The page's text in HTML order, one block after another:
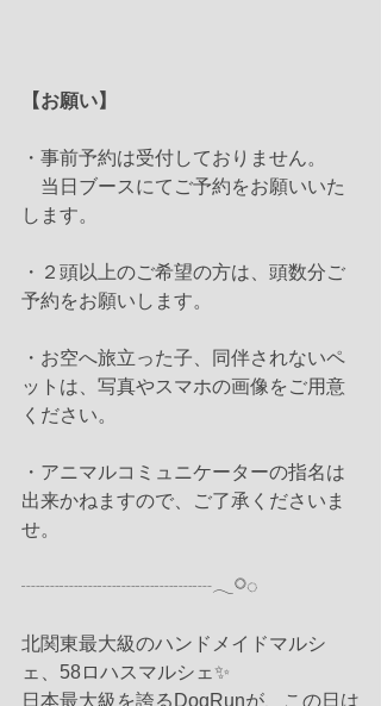
【お願い】
・事前予約は受付しておりません。
当日ブースにてご予約をお願いいた
します。
・２頭以上のご希望の方は、頭数分ご
予約をお願いします。
・お空へ旅立った子、同伴されないペ
ットは、写真やスマホの画像をご用意
ください。
・アニマルコミュニケーターの指名は
出来かねますので、ご了承くださいま
せ。
┈┈┈┈┈┈┈┈┈┈𓂃𓋪◌
北関東最大級のハンドメイドマルシ
ェ、58ロハスマルシェ✨
日本最大級を誇るDogRunが、この日は